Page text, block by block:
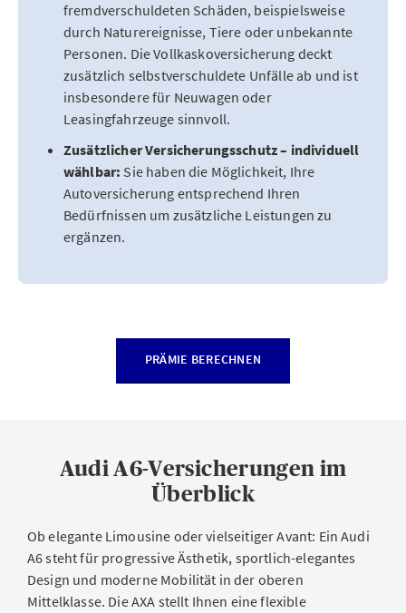
fremdverschuldeten Schäden, beispielsweise
durch Naturereignisse, Tiere oder unbekannte
Personen. Die Vollkaskoversicherung deckt
zusätzlich selbstverschuldete Unfälle ab und ist
insbesondere für Neuwagen oder
Leasingfahrzeuge sinnvoll.
Zusätzlicher Versicherungsschutz – individuell
wählbar: Sie haben die Möglichkeit, Ihre
Autoversicherung entsprechend Ihren
Bedürfnissen um zusätzliche Leistungen zu
ergänzen.
PRÄMIE BERECHNEN
Audi A6-Versicherungen im
Überblick
Ob elegante Limousine oder vielseitiger Avant: Ein Audi
A6 steht für progressive Ästhetik, sportlich-elegantes
Design und moderne Mobilität in der oberen
Mittelklasse. Die AXA stellt Ihnen eine flexible